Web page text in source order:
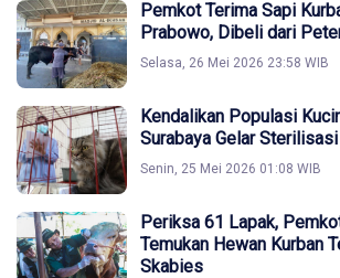
Pemkot Terima Sapi
Prabowo, Dibeli dari
Selasa, 26 Mei 2026 23:58 WIB
Kendalikan Populasi
Surabaya Gelar
Senin, 25 Mei 2026 01:08 WIB
Periksa 61 Lapak,
Temukan Hewan Kurban
Skabies